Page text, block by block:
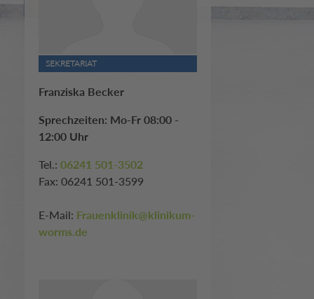
SEKRETARIAT
Franziska Becker
Sprechzeiten: Mo-Fr 08:00 -
12:00 Uhr
Tel.: 06241 501-3502
Fax: 06241 501-3599
E-Mail: Frauenklinik@klinikum-
worms.de